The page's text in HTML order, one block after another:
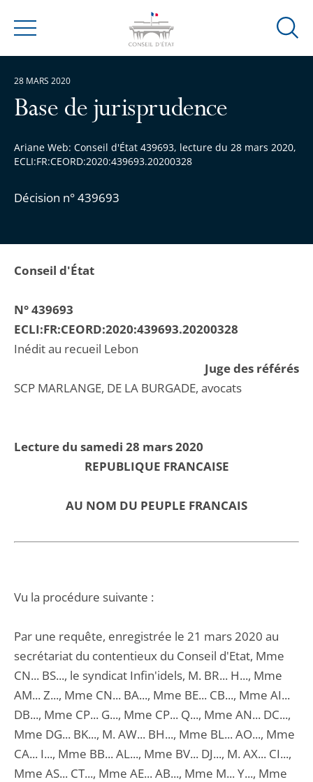
Menu
Ouvrir
Base de jurisprudence
Ariane Web: Conseil d'État 439693, lecture du 28 mars 2020,
ECLI:FR:CEORD:2020:439693.20200328
Décision n° 439693
28 MARS 2020
Conseil d'État
N° 439693
ECLI:FR:CEORD:2020:439693.20200328
Inédit au recueil Lebon
Juge des référés
SCP MARLANGE, DE LA BURGADE, avocats
Lecture du samedi 28 mars 2020
REPUBLIQUE FRANCAISE
AU NOM DU PEUPLE FRANCAIS
Vu la procédure suivante :
Par une requête, enregistrée le 21 mars 2020 au
secrétariat du contentieux du Conseil d'Etat, Mme
CN... BS..., le syndicat Infin'idels, M. BR... H..., Mme
AM... Z..., Mme CN... BA..., Mme BE... CB..., Mme AI...
DB..., Mme CP... G..., Mme CP... Q..., Mme AN... DC...,
Mme DG... BK..., M. AW... BH..., Mme BL... AO..., Mme
CA... I..., Mme BB... AL..., Mme BV... DJ..., M. AX... CI...,
Mme AS... CT..., Mme AE... AB..., Mme M... Y..., Mme